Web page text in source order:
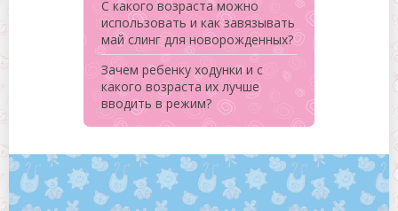
С какого возраста можно
использовать и как завязывать
май слинг для новорожденных?
Зачем ребенку ходунки и с
какого возраста их лучше
вводить в режим?